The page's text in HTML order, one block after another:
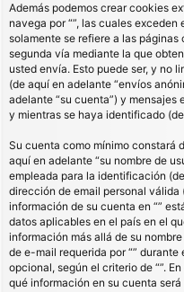
Además podemos crear cookies
navega por “”, las cuales
solamente se refiere a las
segunda vía mediante la que
usted envía. Esto puede ser, y no
(de aquí en adelante “envíos
adelante “su cuenta”) y mensajes
y mientras se haya identificado
Su cuenta como mínimo constará
aquí en adelante “su nombre de
empleada para la identificación
dirección de email personal válida
información de su cuenta en “”
datos aplicables en el país en el
información más allá de su
de e-mail requerida por “”
opcional, según el criterio de “”.
qué información en su cuenta